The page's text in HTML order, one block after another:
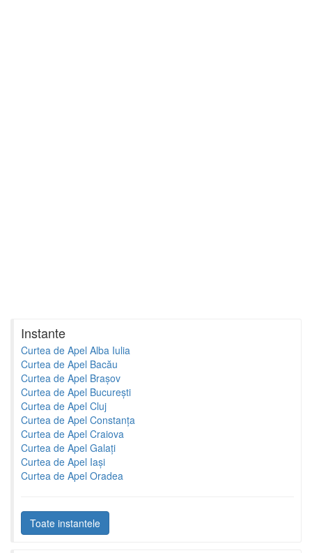
Instante
Curtea de Apel Alba Iulia
Curtea de Apel Bacău
Curtea de Apel Brașov
Curtea de Apel București
Curtea de Apel Cluj
Curtea de Apel Constanța
Curtea de Apel Craiova
Curtea de Apel Galați
Curtea de Apel Iași
Curtea de Apel Oradea
Toate instantele